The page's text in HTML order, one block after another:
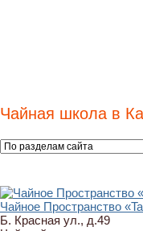
Чайная школа в
Чайное Пространство
Б. Красная ул., д.49